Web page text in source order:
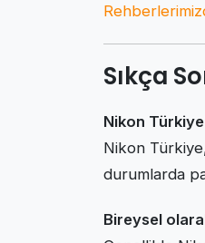
Sıkça
Nikon
Nikon
durumlarda
Bireysel